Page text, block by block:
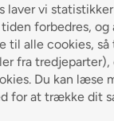
vi statistikker
forbedres,
til alle cookies,
fra tredjeparter),
Du kan læse
for at trække dit